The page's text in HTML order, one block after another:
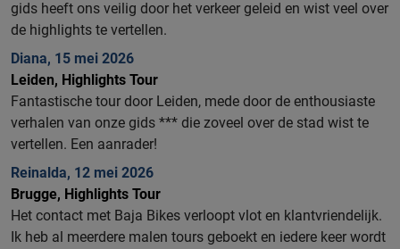
gids heeft ons veilig door het verkeer geleid en wist veel over
de highlights te vertellen.
Diana, 15 mei 2026
Leiden, Highlights Tour
Fantastische tour door Leiden, mede door de enthousiaste
verhalen van onze gids *** die zoveel over de stad wist te
vertellen. Een aanrader!
Reinalda, 12 mei 2026
Brugge, Highlights Tour
Het contact met Baja Bikes verloopt vlot en klantvriendelijk.
Ik heb al meerdere malen tours geboekt en iedere keer wordt